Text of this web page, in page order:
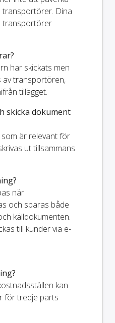
transportörer. Dina
transportörer
har skickats men
av transportören,
tillägget.
skicka dokument
som är relevant för
ut tillsammans
när
och sparas både
källdokumenten.
till kunder via e-
kan
för tredje parts